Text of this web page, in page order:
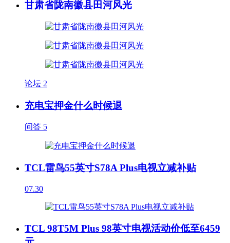
甘肃省陇南徽县田河风光
论坛 2
充电宝押金什么时候退
问答 5
TCL雷鸟55英寸S78A Plus电视立减补贴
07.30
TCL 98T5M Plus 98英寸电视活动价低至6459